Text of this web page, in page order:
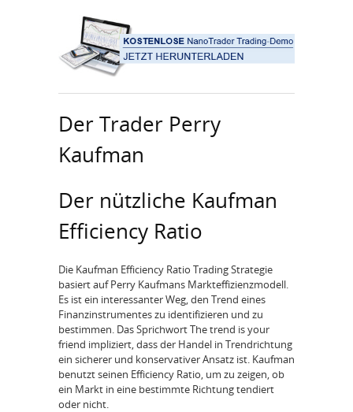
Der Trader Perry
Kaufman
Der nützliche Kaufman
Efficiency Ratio
Die Kaufman Efficiency Ratio Trading Strategie
basiert auf Perry Kaufmans Markteffizienzmodell.
Es ist ein interessanter Weg, den Trend eines
Finanzinstrumentes zu identifizieren und zu
bestimmen. Das Sprichwort The trend is your
friend impliziert, dass der Handel in Trendrichtung
ein sicherer und konservativer Ansatz ist. Kaufman
benutzt seinen Efficiency Ratio, um zu zeigen, ob
ein Markt in eine bestimmte Richtung tendiert
oder nicht.